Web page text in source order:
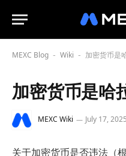
MEXC Blog - Wiki - 加密货币是
加密货币是哈
MEXC Wiki July 17, 2025
关于加密货币是否违法（